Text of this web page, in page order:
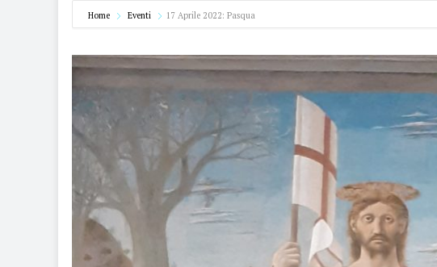
Home Eventi 17 Aprile 2022: Pasqua